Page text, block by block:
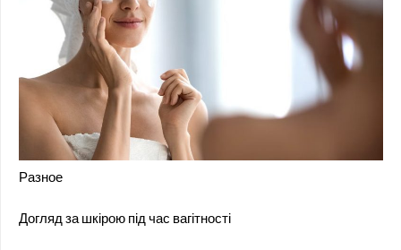
Разное
Догляд за шкірою під час вагітності